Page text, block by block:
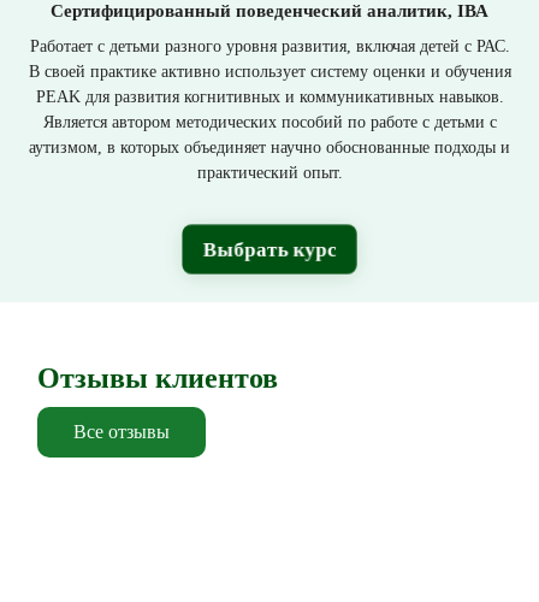
Сертифицированный поведенческий аналитик, IВА
Работает с детьми разного уровня развития, включая детей с РАС.
В своей практике активно использует систему оценки и обучения
PEAK для развития когнитивных и коммуникативных навыков.
Является автором методических пособий по работе с детьми с
аутизмом, в которых объединяет научно обоснованные подходы и
практический опыт.
Выбрать курс
Отзывы клиентов
Все отзывы